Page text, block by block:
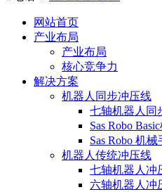
网站首页
产业布局
产业布局
核心竞争力
解决方案
机器人同步冲压线
七轴机器人同
Sas Robo
Sas Robo 机
机器人传统冲压线
七轴机器人冲
六轴机器人冲